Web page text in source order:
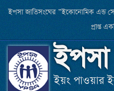
Skip
main
content
ইপসা জাতিসংঘের ”ইকোনোমিক এন্ড
প্রাপ্ত
ইপসা
ইয়ং পাওয়ার